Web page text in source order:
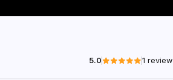
5.0 1 review